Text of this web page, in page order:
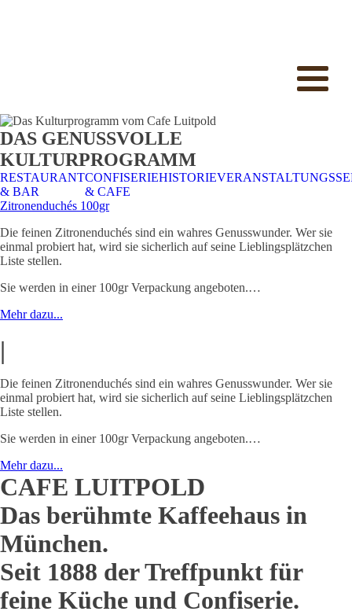
DAS GENUSSVOLLE
KULTURPROGRAMM
RESTAURANT
& BAR
CONFISERIE
& CAFE
HISTORIE
Zitronenduchés 100gr
Die feinen Zitronenduchés sind ein wahres Genusswunder. Wer sie
einmal probiert hat, wird sie sicherlich auf seine Lieblingsplätzchen
Liste stellen.
Sie werden in einer 100gr Verpackung angeboten.…
Mehr dazu...
|
Die feinen Zitronenduchés sind ein wahres Genusswunder. Wer sie
einmal probiert hat, wird sie sicherlich auf seine Lieblingsplätzchen
Liste stellen.
Sie werden in einer 100gr Verpackung angeboten.…
Mehr dazu...
CAFE LUITPOLD
Das berühmte Kaffeehaus in
München.
Seit 1888 der Treffpunkt für
feine Küche und Confiserie.